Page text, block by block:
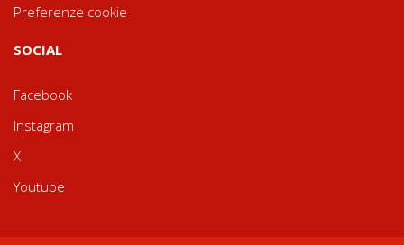
Preferenze cookie
SOCIAL
Facebook
Instagram
X
Youtube